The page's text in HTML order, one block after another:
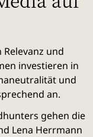
und
investieren in
und
an.
gehen die
Lena Herrmann